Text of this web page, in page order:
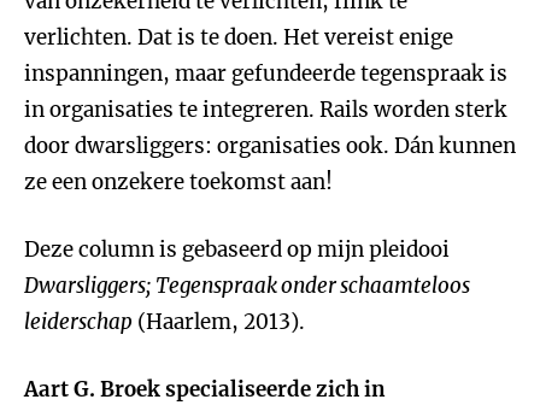
verlichten. Dat is te doen. Het vereist enige
inspanningen, maar gefundeerde tegenspraak is
in organisaties te integreren. Rails worden sterk
door dwarsliggers: organisaties ook. Dán kunnen
ze een onzekere toekomst aan!
Deze column is gebaseerd op mijn pleidooi
Dwarsliggers; Tegenspraak onder schaamteloos
leiderschap (Haarlem, 2013).
Aart G. Broek specialiseerde zich in